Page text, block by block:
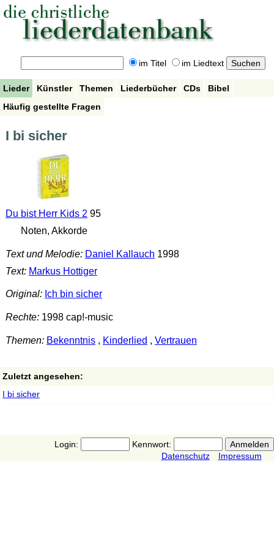
im Titel im Liedtext
Lieder Künstler Themen Liederbücher CDs
Bibel
Häufig gestellte Fragen
I bi sicher
Du bist Herr Kids 2 95
Noten, Akkorde
Text und Melodie: Daniel Kallauch 1998
Text: Markus Hottiger
Original: Ich bin sicher
Rechte:1998 cap!-music
Themen: Bekenntnis, Kinderlied , Vertrauen
Zuletzt angesehen:
I bi sicher
Login:
Kennwort:
Datenschutz
Impressum